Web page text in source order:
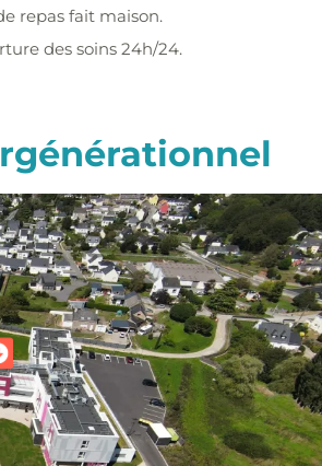
repas fait maison.
des soins 24h/24.